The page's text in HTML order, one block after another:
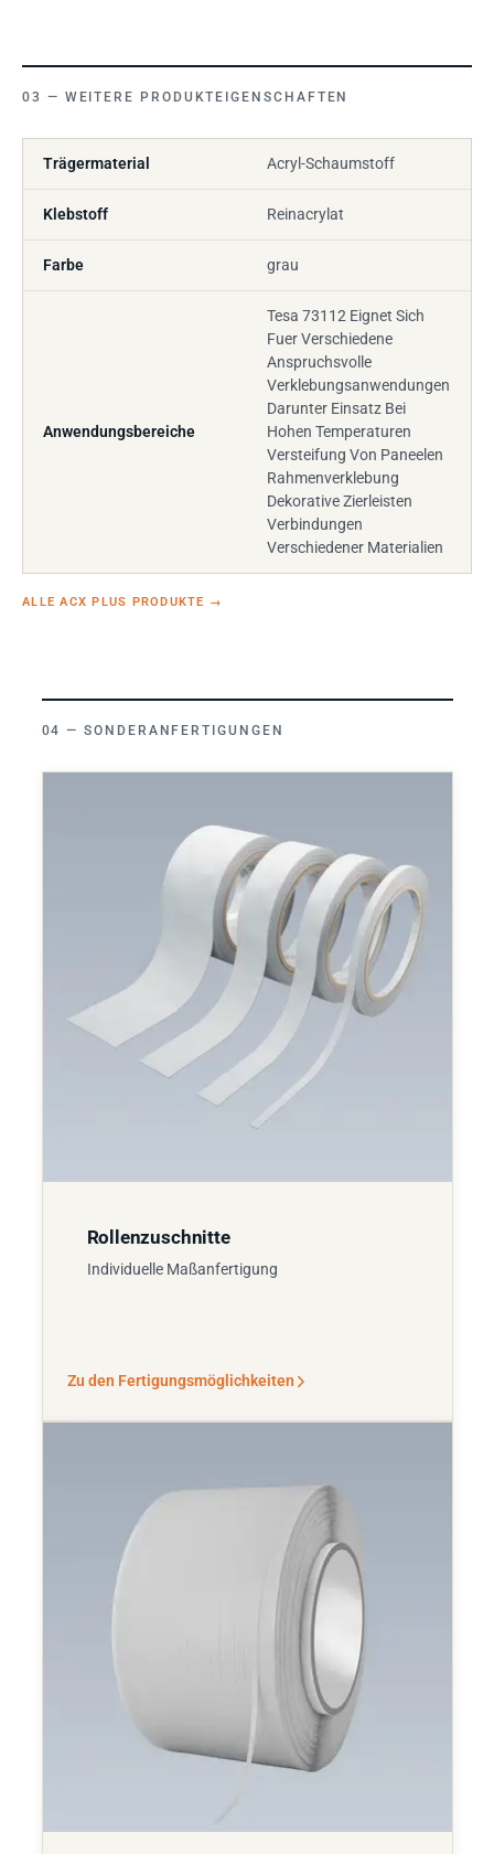
WEITERE PRODUKTEIGENSCHAFTEN
Trägermaterial Acryl-Schaumstoff
Klebstoff Reinacrylat
Farbe grau
Anwendungsbereiche
Tesa 73112 Eignet Sich
Fuer Verschiedene
Anspruchsvolle
Verklebungsanwendungen
Darunter Einsatz Bei
Hohen Temperaturen
Versteifung Von Paneelen
Rahmenverklebung
Dekorative Zierleisten
Verbindungen
Verschiedener Materialien
ALLE ACX PLUS PRODUKTE →
SONDERANFERTIGUNGEN
Rollenzuschnitte
Individuelle Maßanfertigung
Zu den Fertigungsmöglichkeiten